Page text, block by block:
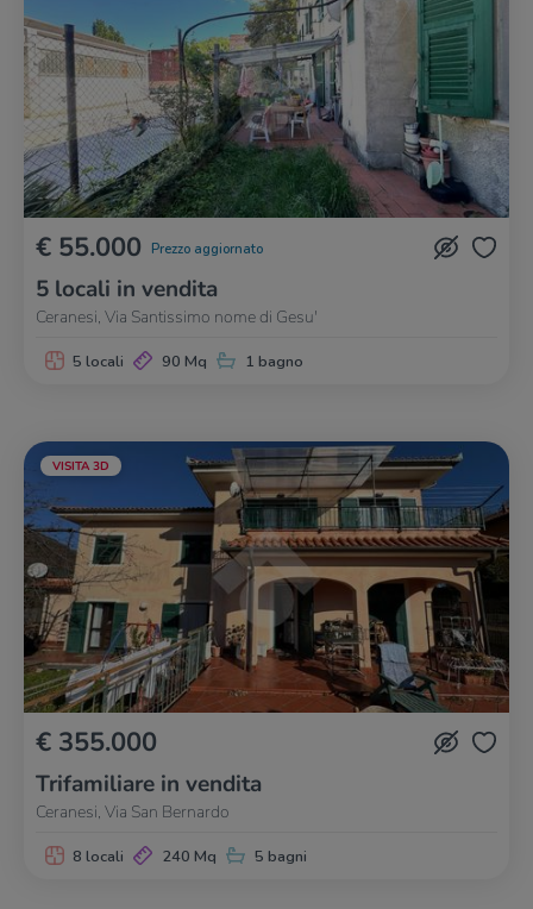
€ 55.000 Prezzo aggiornato
5 locali in vendita
Ceranesi, Via Santissimo nome di Gesu'
5 locali 90 Mq 1 bagno
VISITA 3D
€ 355.000
Trifamiliare in vendita
Ceranesi, Via San Bernardo
8 locali 240 Mq 5 bagni